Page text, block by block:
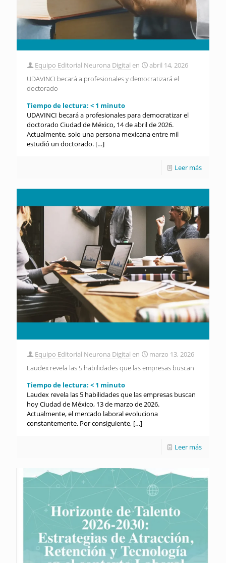
Equipo Editorial Neurona Digital en
abril 14, 2026
UDAVINCI becará a profesionales y democratizará el
doctorado
Tiempo de lectura: < 1 minuto
UDAVINCI becará a profesionales para democratizar el
doctorado Ciudad de México, 14 de abril de 2026.
Actualmente, solo una persona mexicana entre mil
estudió un doctorado. […]
Leer más
Equipo Editorial Neurona Digital en
marzo 13, 2026
Laudex revela las 5 habilidades que las empresas buscan
Tiempo de lectura: < 1 minuto
Laudex revela las 5 habilidades que las empresas buscan
hoy Ciudad de México, 13 de marzo de 2026.
Actualmente, el mercado laboral evoluciona
constantemente. Por consiguiente, […]
Leer más